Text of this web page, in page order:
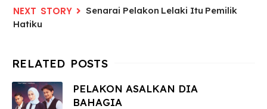
Senarai Pelakon Lelaki Itu Pemilik
Hatiku
PELAKON ASALKAN DIA
BAHAGIA